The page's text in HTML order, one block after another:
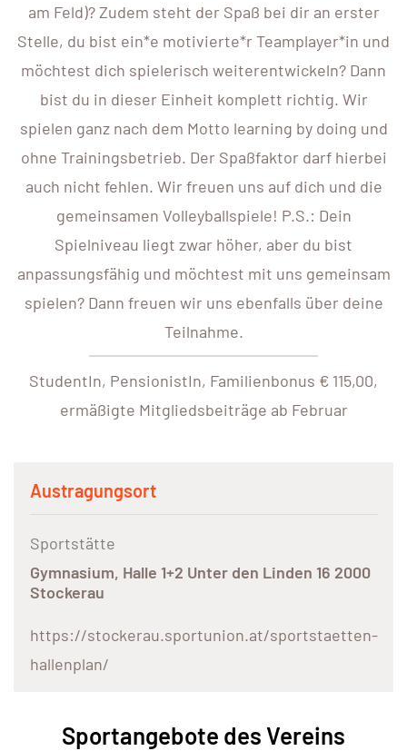
am Feld)? Zudem steht der Spaß bei dir an erster
Stelle, du bist ein*e motivierte*r Teamplayer*in und
möchtest dich spielerisch weiterentwickeln? Dann
bist du in dieser Einheit komplett richtig. Wir
spielen ganz nach dem Motto learning by doing und
ohne Trainingsbetrieb. Der Spaßfaktor darf hierbei
auch nicht fehlen. Wir freuen uns auf dich und die
gemeinsamen Volleyballspiele! P.S.: Dein
Spielniveau liegt zwar höher, aber du bist
anpassungsfähig und möchtest mit uns gemeinsam
spielen? Dann freuen wir uns ebenfalls über deine
Teilnahme.
StudentIn, PensionistIn, Familienbonus € 115,00,
ermäßigte Mitgliedsbeiträge ab Februar
Austragungsort
Sportstätte
Gymnasium, Halle 1+2 Unter den Linden 16 2000
Stockerau
https://stockerau.sportunion.at/sportstaetten-
hallenplan/
Sportangebote des Vereins